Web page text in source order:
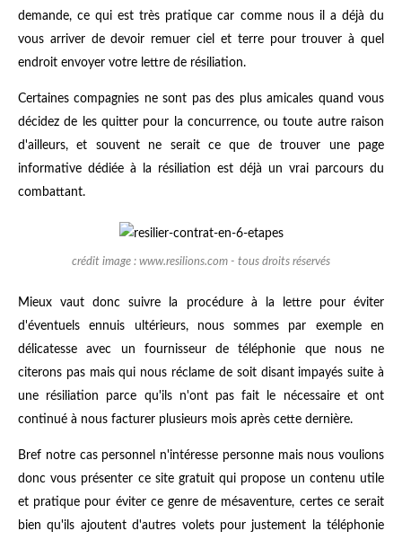
demande, ce qui est très pratique car comme nous il a déjà du
vous arriver de devoir remuer ciel et terre pour trouver à quel
endroit envoyer votre lettre de résiliation.
Certaines compagnies ne sont pas des plus amicales quand vous
décidez de les quitter pour la concurrence, ou toute autre raison
d'ailleurs, et souvent ne serait ce que de trouver une page
informative dédiée à la résiliation est déjà un vrai parcours du
combattant.
crédit image : www.resilions.com - tous droits réservés
Mieux vaut donc suivre la procédure à la lettre pour éviter
d'éventuels ennuis ultérieurs, nous sommes par exemple en
délicatesse avec un fournisseur de téléphonie que nous ne
citerons pas mais qui nous réclame de soit disant impayés suite à
une résiliation parce qu'ils n'ont pas fait le nécessaire et ont
continué à nous facturer plusieurs mois après cette dernière.
Bref notre cas personnel n'intéresse personne mais nous voulions
donc vous présenter ce site gratuit qui propose un contenu utile
et pratique pour éviter ce genre de mésaventure, certes ce serait
bien qu'ils ajoutent d'autres volets pour justement la téléphonie